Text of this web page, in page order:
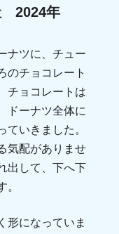
2024年
ナツに、チュー
のチョコレート
チョコレートは
ドーナツ全体に
ていきました。
気配がありませ
出して、下へ下
。
形になっていま